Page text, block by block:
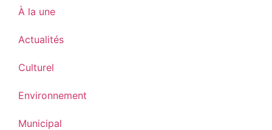
À la une
Actualités
Culturel
Environnement
Municipal